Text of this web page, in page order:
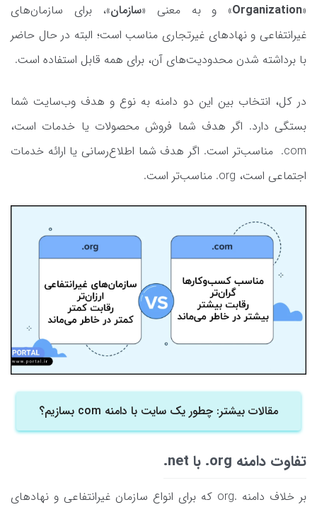
«
Organization» و به معنی «سازمان»، برای سازمان‌های
غیرانتفاعی و نهادهای غیرتجاری مناسب است؛ البته در حال حاضر
با برداشته شدن محدودیت‌های آن، برای همه قابل استفاده است.
در کل، انتخاب بین این دو دامنه به نوع و هدف وب‌سایت شما
بستگی دارد. اگر هدف شما فروش محصولات یا خدمات است،
com. مناسب‌تر است. اگر هدف شما اطلاع‌رسانی یا ارائه خدمات
اجتماعی است، org. مناسب‌تر است.
مقالات بیشتر: چطور یک سایت با دامنه com بسازیم؟
تفاوت دامنه org. با net.
بر خلاف دامنه .org که برای انواع سازمان غیرانتفاعی و نهادهای